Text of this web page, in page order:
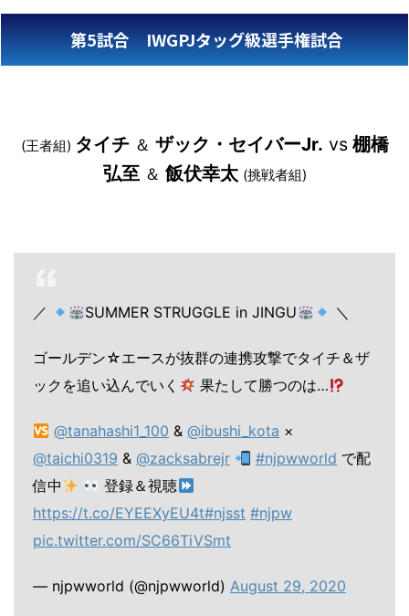
第5試合 IWGPJタッグ級選手権試合
(王者組) タイチ ＆ ザック・セイバーJr. vs棚橋
弘至 ＆ 飯伏幸太 (挑戦者組)
／ SUMMER STRUGGLE in JINGU ＼
ゴールデン☆エースが抜群の連携攻撃でタイチ＆ザ
ックを追い込んでいく
果たして勝つのは…
@tanahashi1_100 &@ibushi_kota ×
@taichi0319 & @zacksabrejr #njpwworld で配
信中
登録＆視聴
https://t.co/EYEEXyEU4t#njsst #njpw
pic.twitter.com/SC66TiVSmt
— njpwworld (@njpwworld) August 29, 2020